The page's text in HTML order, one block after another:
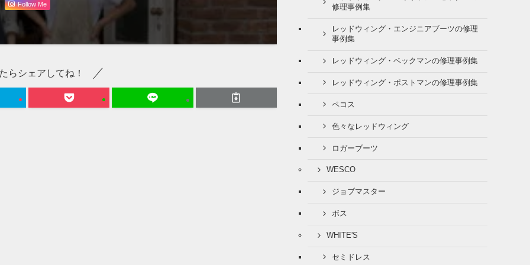
Follow Me
らシェアしてね！
修理事例集
レッドウィング・エンジニアブーツの修理
事例集
レッドウィング・ベックマンの修理事例集
レッドウィング・ポストマンの修理事例集
ペコス
色々なレッドウィング
ロガーブーツ
WESCO
ジョブマスター
ボス
WHITE'S
セミドレス